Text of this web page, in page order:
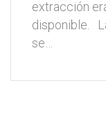
extracción
disponible.
se…